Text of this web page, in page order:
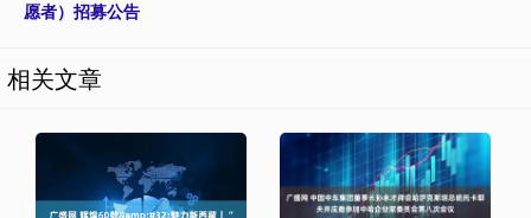
愿者）招募公告
相关文章